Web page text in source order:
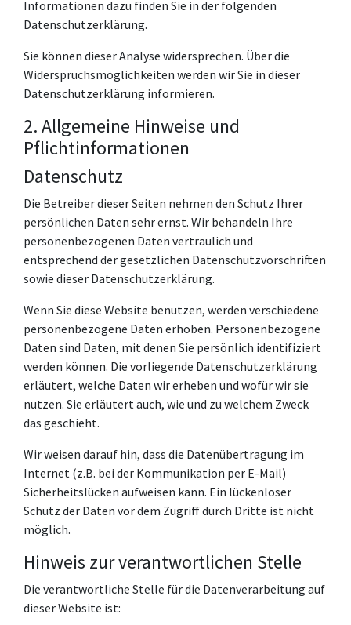
Informationen dazu finden Sie in der folgenden
Datenschutzerklärung.
Sie können dieser Analyse widersprechen. Über die
Widerspruchsmöglichkeiten werden wir Sie in dieser
Datenschutzerklärung informieren.
2. Allgemeine Hinweise und
Pflichtinformationen
Datenschutz
Die Betreiber dieser Seiten nehmen den Schutz Ihrer
persönlichen Daten sehr ernst. Wir behandeln Ihre
personenbezogenen Daten vertraulich und
entsprechend der gesetzlichen Datenschutzvorschriften
sowie dieser Datenschutzerklärung.
Wenn Sie diese Website benutzen, werden verschiedene
personenbezogene Daten erhoben. Personenbezogene
Daten sind Daten, mit denen Sie persönlich identifiziert
werden können. Die vorliegende Datenschutzerklärung
erläutert, welche Daten wir erheben und wofür wir sie
nutzen. Sie erläutert auch, wie und zu welchem Zweck
das geschieht.
Wir weisen darauf hin, dass die Datenübertragung im
Internet (z.B. bei der Kommunikation per E-Mail)
Sicherheitslücken aufweisen kann. Ein lückenloser
Schutz der Daten vor dem Zugriff durch Dritte ist nicht
möglich.
Hinweis zur verantwortlichen Stelle
Die verantwortliche Stelle für die Datenverarbeitung auf
dieser Website ist: